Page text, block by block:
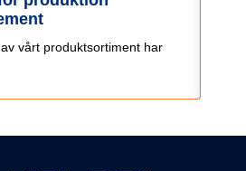
vårt produktsortiment har